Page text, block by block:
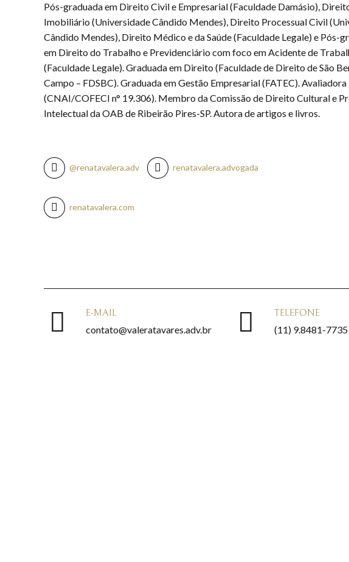
Pós-graduada em Direito Civil e Empresarial (Faculdade Damásio),
Imobiliário (Universidade Cândido Mendes), Direito Processual Civil
Cândido Mendes), Direito Médico e da Saúde (Faculdade Legale) e Pós-
em Direito do Trabalho e Previdenciário com foco em Acidente de
(Faculdade Legale). Graduada em Direito (Faculdade de Direito de São
Campo – FDSBC). Graduada em Gestão Empresarial (FATEC).
(CNAI/COFECI n° 19.306). Membro da Comissão de Direito Cultural e
Intelectual da OAB de Ribeirão Pires-SP. Autora de artigos e livros.
@renatavalera.adv renatavalera.advogada
renatavalera.com
E-MAIL
contato@valeratavares.adv.br
TELEFONE
(11) 9.8481-7735